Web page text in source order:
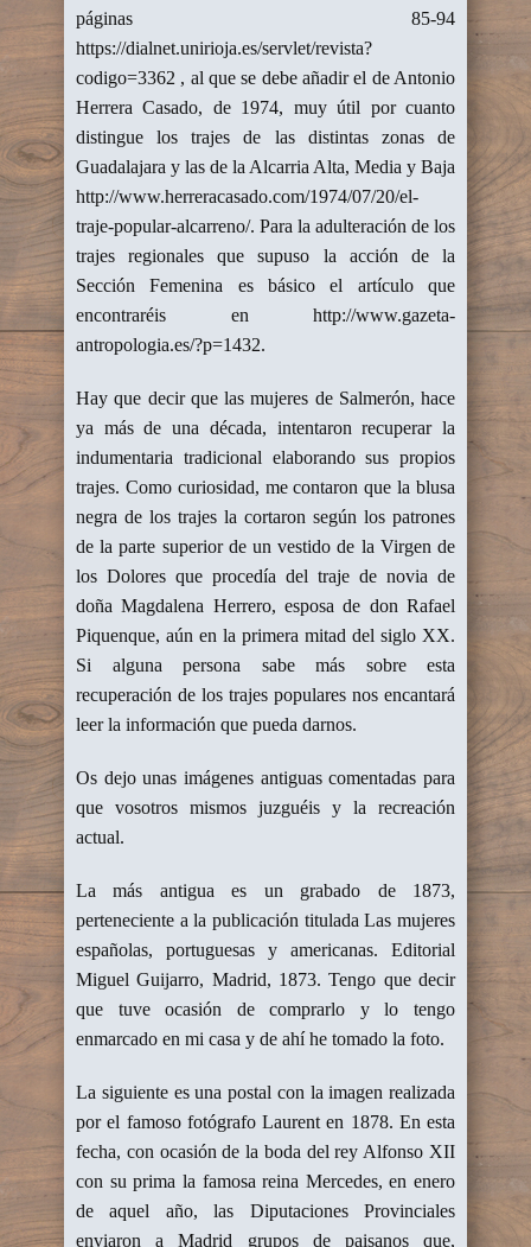
páginas 85-94
https://dialnet.unirioja.es/servlet/revista?
codigo=3362 , al que se debe añadir el de Antonio
Herrera Casado, de 1974, muy útil por cuanto
distingue los trajes de las distintas zonas de
Guadalajara y las de la Alcarria Alta, Media y Baja
http://www.herreracasado.com/1974/07/20/el-
traje-popular-alcarreno/. Para la adulteración de los
trajes regionales que supuso la acción de la
Sección Femenina es básico el artículo que
encontraréis en http://www.gazeta-
antropologia.es/?p=1432.
Hay que decir que las mujeres de Salmerón, hace
ya más de una década, intentaron recuperar la
indumentaria tradicional elaborando sus propios
trajes. Como curiosidad, me contaron que la blusa
negra de los trajes la cortaron según los patrones
de la parte superior de un vestido de la Virgen de
los Dolores que procedía del traje de novia de
doña Magdalena Herrero, esposa de don Rafael
Piquenque, aún en la primera mitad del siglo XX.
Si alguna persona sabe más sobre esta
recuperación de los trajes populares nos encantará
leer la información que pueda darnos.
Os dejo unas imágenes antiguas comentadas para
que vosotros mismos juzguéis y la recreación
actual.
La más antigua es un grabado de 1873,
perteneciente a la publicación titulada Las mujeres
españolas, portuguesas y americanas. Editorial
Miguel Guijarro, Madrid, 1873. Tengo que decir
que tuve ocasión de comprarlo y lo tengo
enmarcado en mi casa y de ahí he tomado la foto.
La siguiente es una postal con la imagen realizada
por el famoso fotógrafo Laurent en 1878. En esta
fecha, con ocasión de la boda del rey Alfonso XII
con su prima la famosa reina Mercedes, en enero
de aquel año, las Diputaciones Provinciales
enviaron a Madrid grupos de paisanos que,